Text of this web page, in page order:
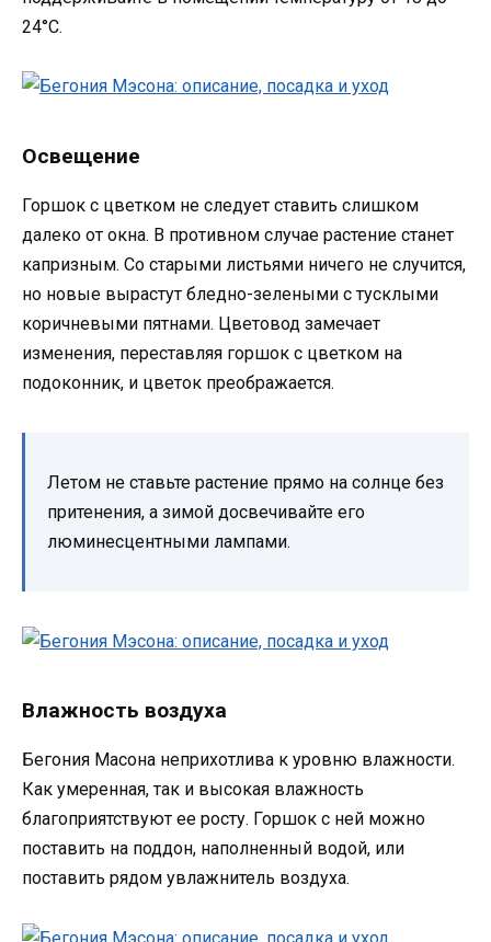
24°C.
Освещение
Горшок с цветком не следует ставить слишком
далеко от окна. В противном случае растение станет
капризным. Со старыми листьями ничего не случится,
но новые вырастут бледно-зелеными с тусклыми
коричневыми пятнами. Цветовод замечает
изменения, переставляя горшок с цветком на
подоконник, и цветок преображается.
Летом не ставьте растение прямо на солнце без
притенения, а зимой досвечивайте его
люминесцентными лампами.
Влажность воздуха
Бегония Масона неприхотлива к уровню влажности.
Как умеренная, так и высокая влажность
благоприятствуют ее росту. Горшок с ней можно
поставить на поддон, наполненный водой, или
поставить рядом увлажнитель воздуха.